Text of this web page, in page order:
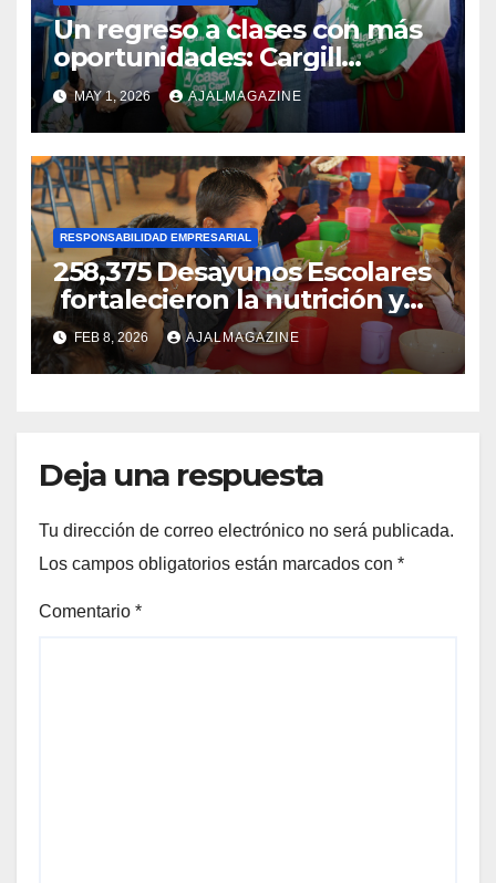
Un regreso a clases con más
oportunidades: Cargill
acompaña a más de 2,400
niños y niñas
MAY 1, 2026 AJALMAGAZINE
RESPONSABILIDAD EMPRESARIAL
258,375 Desayunos Escolares
fortalecieron la nutrición y
bienestar de niños
guatemaltecos
FEB 8, 2026 AJALMAGAZINE
Deja una respuesta
Tu dirección de correo electrónico no será publicada.
Los campos obligatorios están marcados con *
Comentario *